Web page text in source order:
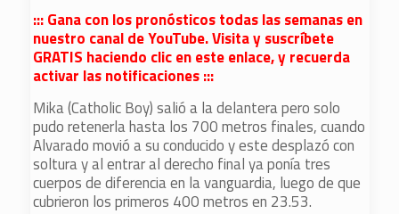
::: Gana con los pronósticos todas las semanas en
nuestro canal de YouTube. Visita y suscríbete
GRATIS haciendo clic en este enlace, y recuerda
activar las notificaciones :::
Mika (Catholic Boy) salió a la delantera pero solo
pudo retenerla hasta los 700 metros finales, cuando
Alvarado movió a su conducido y este desplazó con
soltura y al entrar al derecho final ya ponía tres
cuerpos de diferencia en la vanguardia, luego de que
cubrieron los primeros 400 metros en 23.53.